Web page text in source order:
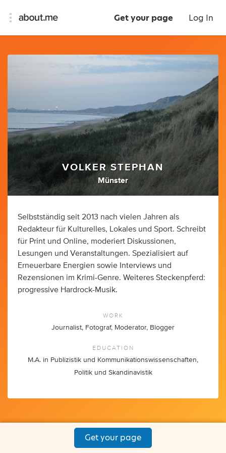
Get your page Log In
VOLKER STEPHAN
Münster
Selbstständig seit 2013 nach vielen Jahren als
Redakteur für Kulturelles, Lokales und Sport. Schreibt
für Print und Online, moderiert Diskussionen,
Lesungen und Veranstaltungen. Spezialisiert auf
Erneuerbare Energien sowie Interviews und
Rezensionen im Krimi-Genre. Weiteres Steckenpferd:
progressive Hardrock-Musik.
WORK
Journalist, Fotograf, Moderator, Blogger
EDUCATION
M.A. in Publizistik und Kommunikationswissenschaften,
Politik und Skandinavistik
Get your page